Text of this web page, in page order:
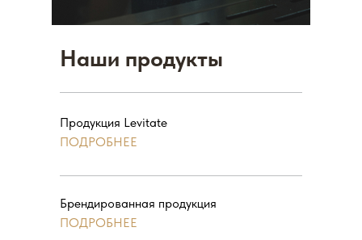
Брендированная продукция
ПОДРОБНЕЕ
Продукция Levitate
ПОДРОБНЕЕ
Наши продукты